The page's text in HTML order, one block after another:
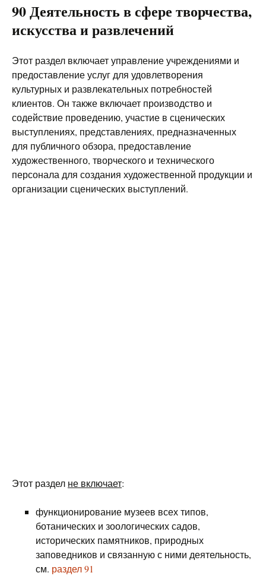
90 Деятельность в сфере творчества,
искусства и развлечений
Этот раздел включает управление учреждениями и
предоставление услуг для удовлетворения
культурных и развлекательных потребностей
клиентов. Он также включает производство и
содействие проведению, участие в сценических
выступлениях, представлениях, предназначенных
для публичного обзора, предоставление
художественного, творческого и технического
персонала для создания художественной продукции и
организации сценических выступлений.
Этот раздел не включает:
функционирование музеев всех типов,
ботанических и зоологических садов,
исторических памятников, природных
заповедников и связанную с ними деятельность,
см. раздел 91